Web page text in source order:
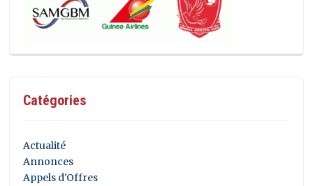
Catégories
Actualité
Annonces
Appels d'Offres